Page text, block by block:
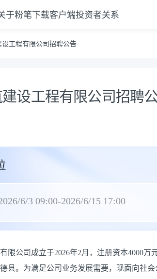
于粉笔下载客户端投资者关系
工程有限公司招聘公告
设工程有限公司招聘
6/3 09:00-2026/6/15 17:00
限公司成立于2026年2月，注册资本4000万
县。为满足公司业务发展需要，现面向社